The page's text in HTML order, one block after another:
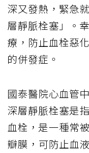
深又發熱，緊急
層靜脈栓塞 」。
療，防止血栓惡
的併發症。
國泰醫院心血管
深層靜脈栓塞是
血栓，是一種常
瓣膜，可防止血